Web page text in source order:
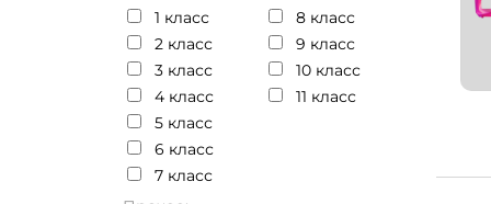
1 класс
2 класс
3 класс
4 класс
5 класс
6 класс
7 класс
8 класс
9 класс
10 класс
11 класс